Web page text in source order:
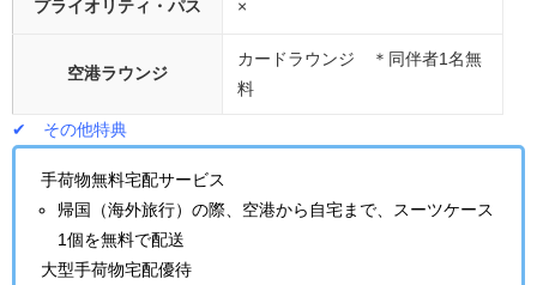
プライオリティ・パス ×
空港ラウンジ
カードラウンジ ＊同伴者1名無
料
✔ その他特典
手荷物無料宅配サービス
帰国（海外旅行）の際、空港から自宅まで、スーツケース
1個を無料で配送
大型手荷物宅配優待